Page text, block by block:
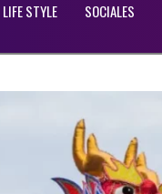
LIFE STYLE SOCIALES